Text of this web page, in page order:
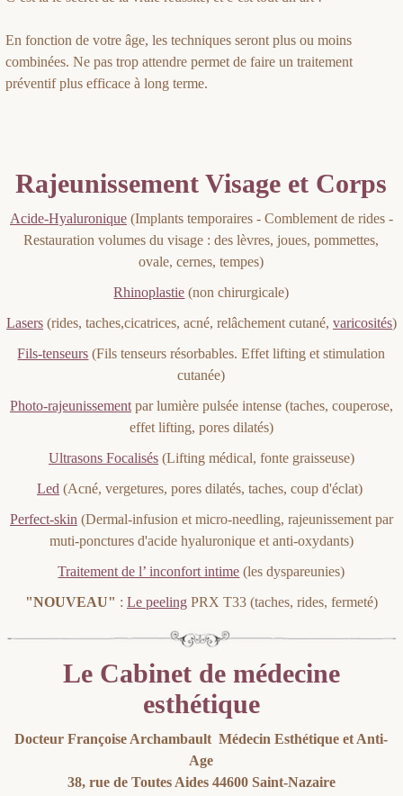
En fonction de votre âge, les techniques seront plus ou moins
combinées. Ne pas trop attendre permet de faire un traitement
préventif plus efficace à long terme.
Rajeunissement Visage et Corps
Acide-Hyaluronique(Implants temporaires - Comblement de rides -
Restauration volumes du visage : des lèvres, joues, pommettes,
ovale, cernes, tempes)
Rhinoplastie (non chirurgicale)
Lasers(rides, taches,cicatrices, acné, relâchement cutané, varicosités)
Fils-tenseurs (Fils tenseurs résorbables. Effet lifting et stimulation
cutanée)
Photo-rajeunissementpar lumière pulsée intense (taches, couperose,
effet lifting, pores dilatés)
Ultrasons Focalisés(Lifting médical, fonte graisseuse)
Led (Acné, vergetures, pores dilatés, taches, coup d'éclat)
Perfect-skin (Dermal-infusion et micro-needling, rajeunissement par
muti-ponctures d'acide hyaluronique et anti-oxydants)
Traitement de l’ inconfort intime (les dyspareunies)
"NOUVEAU" : Le peelingPRX T33 (taches, rides, fermeté)
Le Cabinet de médecine
esthétique
Docteur Françoise Archambault Médecin Esthétique et Anti-
Age
38, rue de Toutes Aides 44600 Saint-Nazaire